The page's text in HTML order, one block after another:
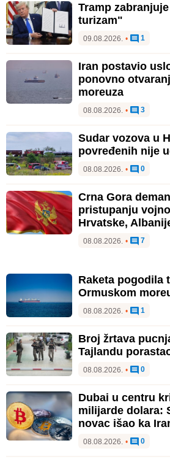
Tramp
turizam"
09.08.2026. • 1
Iran postavio
ponovno
moreuza
08.08.2026. • 3
Sudar vozova u
povređenih nije
08.08.2026. • 0
Crna Gora
pristupanju
Hrvatske,
08.08.2026. • 7
Raketa pogodila
Ormuskom
08.08.2026. • 1
Broj žrtava
Tajlandu
08.08.2026. • 0
Dubai u centru
milijarde dolara:
novac išao ka
08.08.2026. • 0